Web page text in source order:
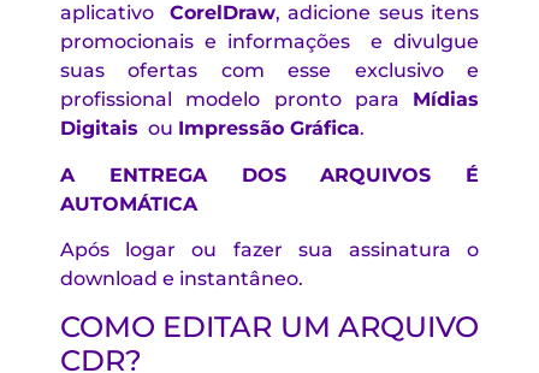
aplicativo CorelDraw, adicione seus itens
promocionais e informações e divulgue
suas ofertas com esse exclusivo e
profissional modelo pronto para Mídias
Digitais ou Impressão Gráfica.
A ENTREGA DOS ARQUIVOS É
AUTOMÁTICA
Após logar ou fazer sua assinatura o
download e instantâneo.
COMO EDITAR UM ARQUIVO
CDR?